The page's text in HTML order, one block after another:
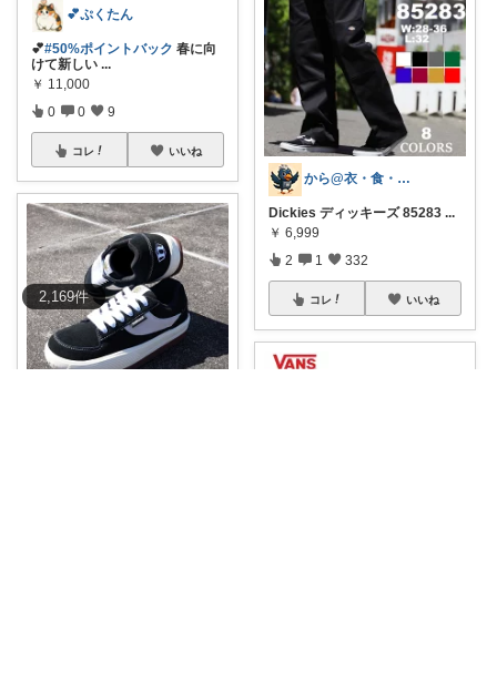
2,169件
💕ぷくたん
💕#50%ポイントバック 春に向
けて新しい ...
￥ 11,000
0 0 9
コレ いいね
から@衣・食・住をおしゃれに楽しむ
Dickies ディッキーズ 85283 ...
￥ 6,999
2 1 332
コレ いいね